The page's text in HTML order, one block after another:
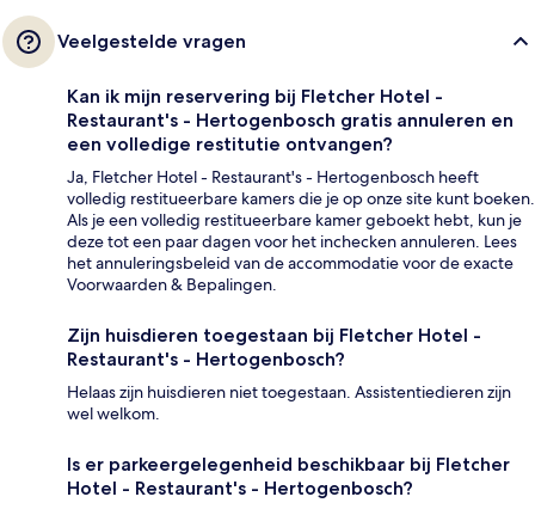
Veelgestelde vragen
Kan ik mijn reservering bij Fletcher Hotel -
Restaurant's - Hertogenbosch gratis annuleren en
een volledige restitutie ontvangen?
Ja, Fletcher Hotel - Restaurant's - Hertogenbosch heeft
volledig restitueerbare kamers die je op onze site kunt boeken.
Als je een volledig restitueerbare kamer geboekt hebt, kun je
deze tot een paar dagen voor het inchecken annuleren. Lees
het annuleringsbeleid van de accommodatie voor de exacte
Voorwaarden & Bepalingen.
Zijn huisdieren toegestaan bij Fletcher Hotel -
Restaurant's - Hertogenbosch?
Helaas zijn huisdieren niet toegestaan. Assistentiedieren zijn
wel welkom.
Is er parkeergelegenheid beschikbaar bij Fletcher
Hotel - Restaurant's - Hertogenbosch?